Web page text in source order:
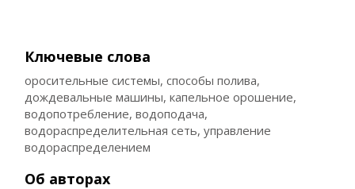
Ключевые слова
оросительные системы, способы полива,
дождевальные машины, капельное орошение,
водопотребление, водоподача,
водораспределительная сеть, управление
водораспределением
Об авторах